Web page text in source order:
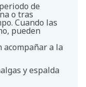
de
o tras
Cuando las
pueden
acompañar a la
y espalda